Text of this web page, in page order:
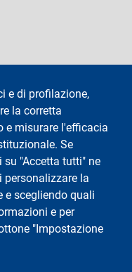
e di profilazione,
la corretta
e misurare l'efficacia
Se
"Accetta tutti" ne
personalizzare la
e scegliendo quali
e per
"Impostazione